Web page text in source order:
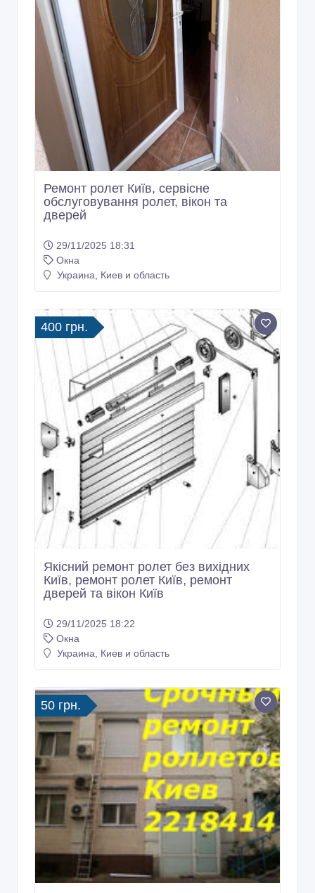
Ремонт ролет Київ, сервісне
обслуговування ролет, вікон та
дверей
29/11/2025 18:31
Окна
Украина, Киев и область
400 грн.
Якісний ремонт ролет без вихідних
Київ, ремонт ролет Київ, ремонт
дверей та вікон Київ
29/11/2025 18:22
Окна
Украина, Киев и область
50 грн.